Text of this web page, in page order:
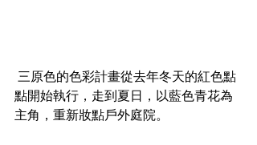
點開始執行，走到夏日，以藍色青花為
主角，重新妝點戶外庭院。